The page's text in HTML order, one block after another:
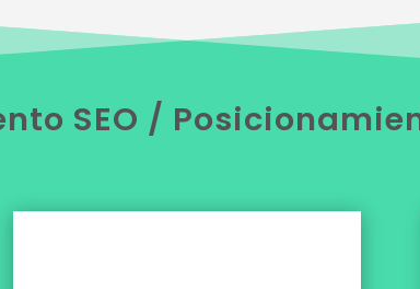
SEO /